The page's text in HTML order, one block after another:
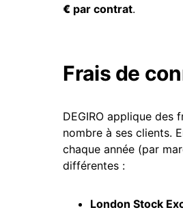
€ par contrat.
Frais de
DEGIRO applique des
nombre à ses clients.
chaque année (par
différentes :
London Stock